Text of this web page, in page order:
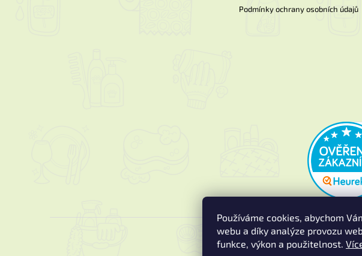
Používáme cookies, abychom
webu a díky analýze provozu
funkce, výkon a použitelnost.
Podmínky ochrany osobních údajů